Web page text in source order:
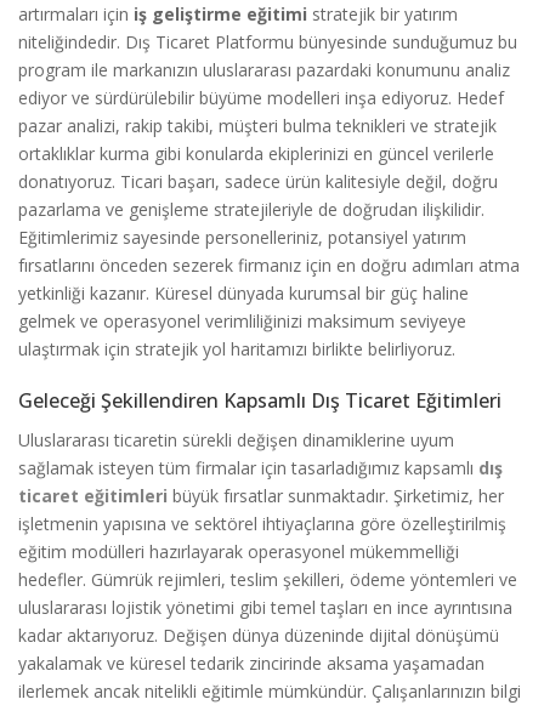
artırmaları için iş geliştirme eğitimi stratejik bir yatırım
niteliğindedir. Dış Ticaret Platformu bünyesinde sunduğumuz bu
program ile markanızın uluslararası pazardaki konumunu analiz
ediyor ve sürdürülebilir büyüme modelleri inşa ediyoruz. Hedef
pazar analizi, rakip takibi, müşteri bulma teknikleri ve stratejik
ortaklıklar kurma gibi konularda ekiplerinizi en güncel verilerle
donatıyoruz. Ticari başarı, sadece ürün kalitesiyle değil, doğru
pazarlama ve genişleme stratejileriyle de doğrudan ilişkilidir.
Eğitimlerimiz sayesinde personelleriniz, potansiyel yatırım
fırsatlarını önceden sezerek firmanız için en doğru adımları atma
yetkinliği kazanır. Küresel dünyada kurumsal bir güç haline
gelmek ve operasyonel verimliliğinizi maksimum seviyeye
ulaştırmak için stratejik yol haritamızı birlikte belirliyoruz.
Geleceği Şekillendiren Kapsamlı Dış Ticaret Eğitimleri
Uluslararası ticaretin sürekli değişen dinamiklerine uyum
sağlamak isteyen tüm firmalar için tasarladığımız kapsamlı dış
ticaret eğitimleri büyük fırsatlar sunmaktadır. Şirketimiz, her
işletmenin yapısına ve sektörel ihtiyaçlarına göre özelleştirilmiş
eğitim modülleri hazırlayarak operasyonel mükemmelliği
hedefler. Gümrük rejimleri, teslim şekilleri, ödeme yöntemleri ve
uluslararası lojistik yönetimi gibi temel taşları en ince ayrıntısına
kadar aktarıyoruz. Değişen dünya düzeninde dijital dönüşümü
yakalamak ve küresel tedarik zincirinde aksama yaşamadan
ilerlemek ancak nitelikli eğitimle mümkündür. Çalışanlarınızın bilgi